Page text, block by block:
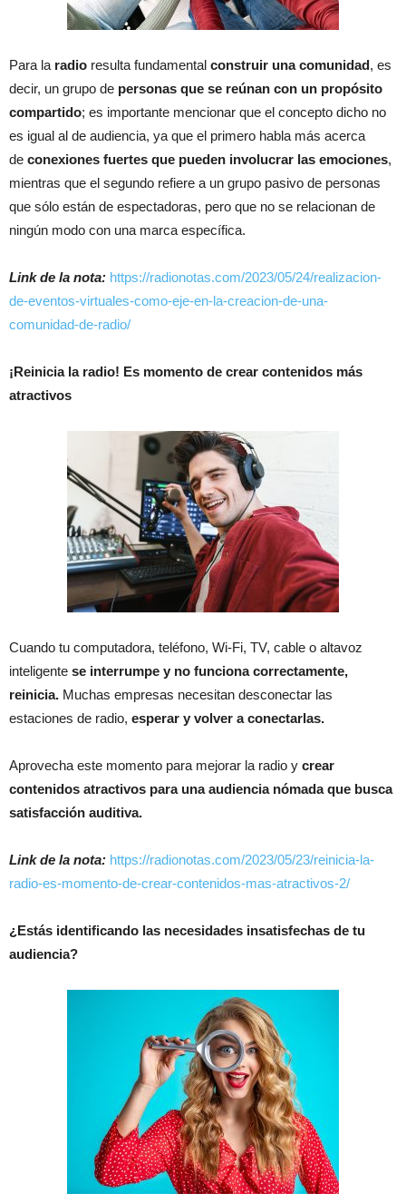
Para la radio resulta fundamental construir una comunidad, es
decir, un grupo de personas que se reúnan con un propósito
compartido; es importante mencionar que el concepto dicho no
es igual al de audiencia, ya que el primero habla más acerca
de conexiones fuertes que pueden involucrar las emociones,
mientras que el segundo refiere a un grupo pasivo de personas
que sólo están de espectadoras, pero que no se relacionan de
ningún modo con una marca específica.
Link de la nota: https://radionotas.com/2023/05/24/realizacion-
de-eventos-virtuales-como-eje-en-la-creacion-de-una-
comunidad-de-radio/
¡Reinicia la radio! Es momento de crear contenidos más
atractivos
Cuando tu computadora, teléfono, Wi-Fi, TV, cable o altavoz
inteligente se interrumpe y no funciona correctamente,
reinicia. Muchas empresas necesitan desconectar las
estaciones de radio, esperar y volver a conectarlas.
Aprovecha este momento para mejorar la radio y crear
contenidos atractivos para una audiencia nómada que busca
satisfacción auditiva.
Link de la nota: https://radionotas.com/2023/05/23/reinicia-la-
radio-es-momento-de-crear-contenidos-mas-atractivos-2/
¿Estás identificando las necesidades insatisfechas de tu
audiencia?